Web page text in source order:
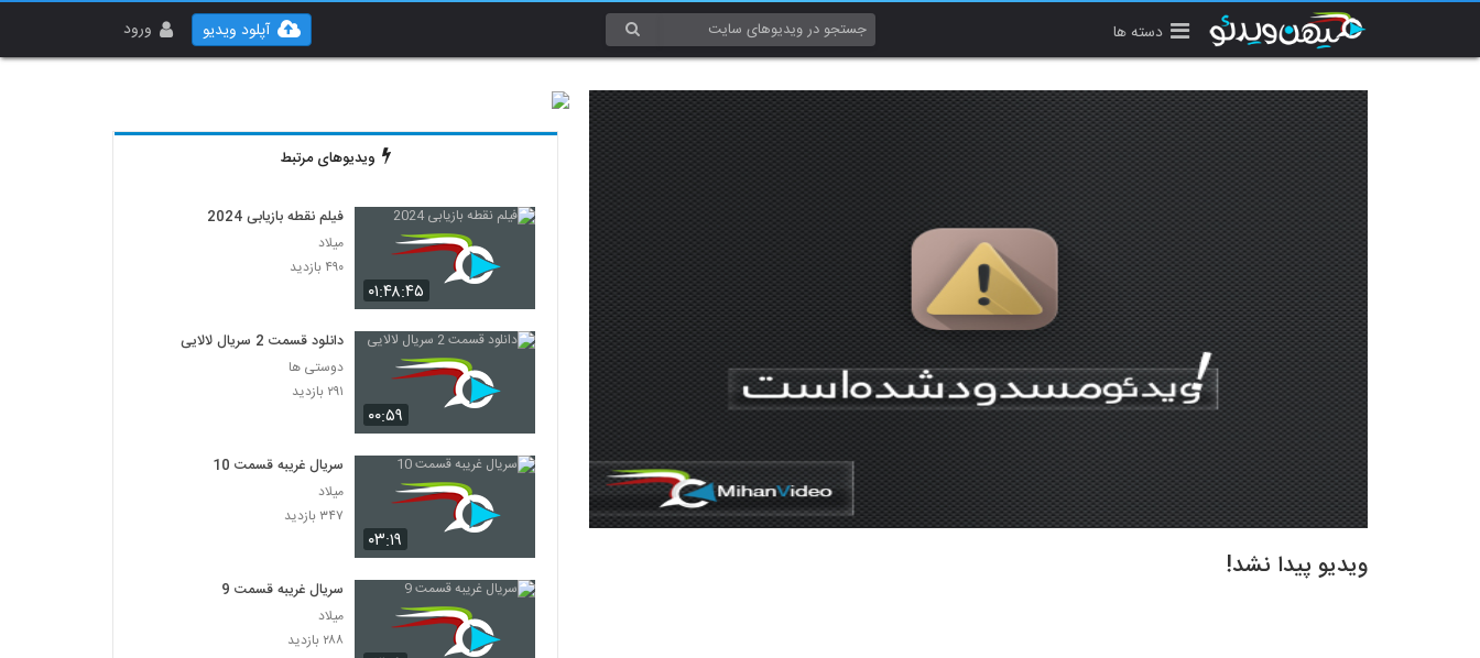
دسته ها ورود آپلود ویدیو
ویدیو پیدا نشد!
ویدیوهای مرتبط
۰۱:۴۸:۴۵
فیلم نقطه بازیابی 2024
میلاد
۴۹۰ بازدید
۰۰:۵۹
دانلود قسمت 2 سریال لالایی
دوستی ها
۲۹۱ بازدید
۰۳:۱۹
سریال غریبه قسمت 10
میلاد
۳۴۷ بازدید
سریال غریبه قسمت 9
میلاد
۲۸۸ بازدید